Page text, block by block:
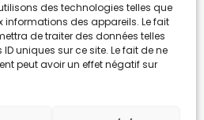
des technologies telles que
des appareils. Le fait
de traiter des données telles
uniques sur ce site. Le fait de ne
peut avoir un effet négatif sur